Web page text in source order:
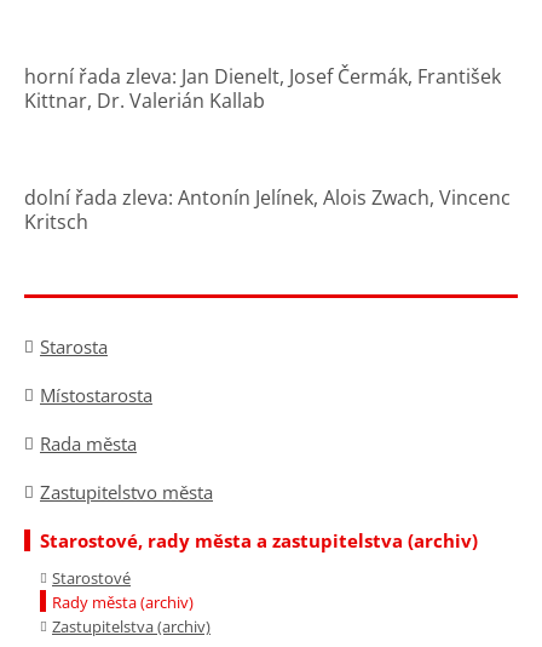
horní řada zleva: Jan Dienelt, Josef Čermák, František
Kittnar, Dr. Valerián Kallab
dolní řada zleva: Antonín Jelínek, Alois Zwach, Vincenc
Kritsch
Starosta
Místostarosta
Rada města
Zastupitelstvo města
Starostové, rady města a zastupitelstva (archiv)
Starostové
Rady města (archiv)
Zastupitelstva (archiv)